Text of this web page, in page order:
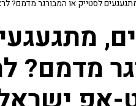
לסטייק או המבורגר מדמם?
מדמם?